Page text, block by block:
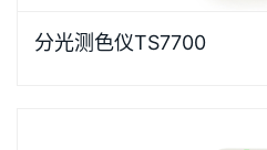
仪是3nh公司花费3年时
分光测色仪TS7700